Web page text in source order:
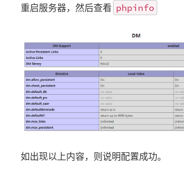
重启服务器，然后查看 phpinfo
如出现以上内容，则说明配置成功。